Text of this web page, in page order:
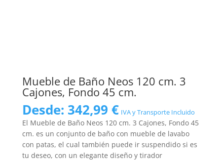
Mueble de Baño Neos 120 cm. 3
Cajones, Fondo 45 cm.
Desde: 342,99 € IVA y Transporte Incluido
El Mueble de Baño Neos 120 cm. 3 Cajones, Fondo 45
cm. es un conjunto de baño con mueble de lavabo
con patas, el cual también puede ir suspendido si es
tu deseo, con un elegante diseño y tirador